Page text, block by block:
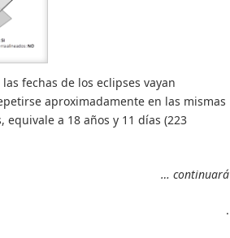
fechas de los eclipses vayan
aproximadamente en las mismas
a 18 años y 11 días (223
… continuará
.